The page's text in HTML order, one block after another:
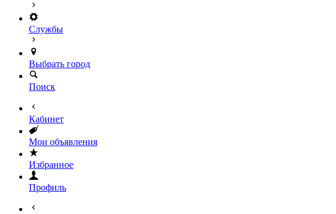
Службы
Выбрать город
Поиск
Кабинет
Мои объявления
Избранное
Профиль